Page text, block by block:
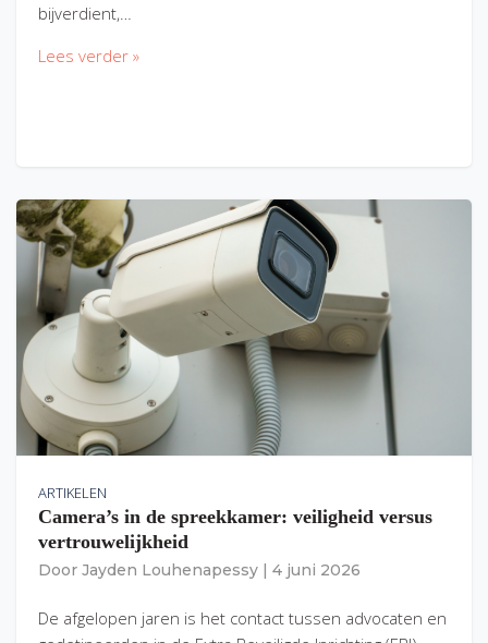
bijverdient,…
Lees verder »
ARTIKELEN
Camera’s in de spreekkamer: veiligheid versus
vertrouwelijkheid
Door Jayden Louhenapessy 4 juni 2026
De afgelopen jaren is het contact tussen advocaten en